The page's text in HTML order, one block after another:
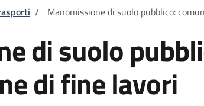
/ Manomissione di suolo pubblico:
di suolo
di fine lavori